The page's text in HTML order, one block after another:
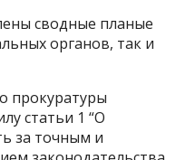
сводные планые
органов, так и
прокуратуры
статьи 1 “О
за точным и